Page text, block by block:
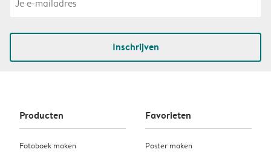
Inschrijven
Producten
Fotoboek maken
Favorieten
Poster maken